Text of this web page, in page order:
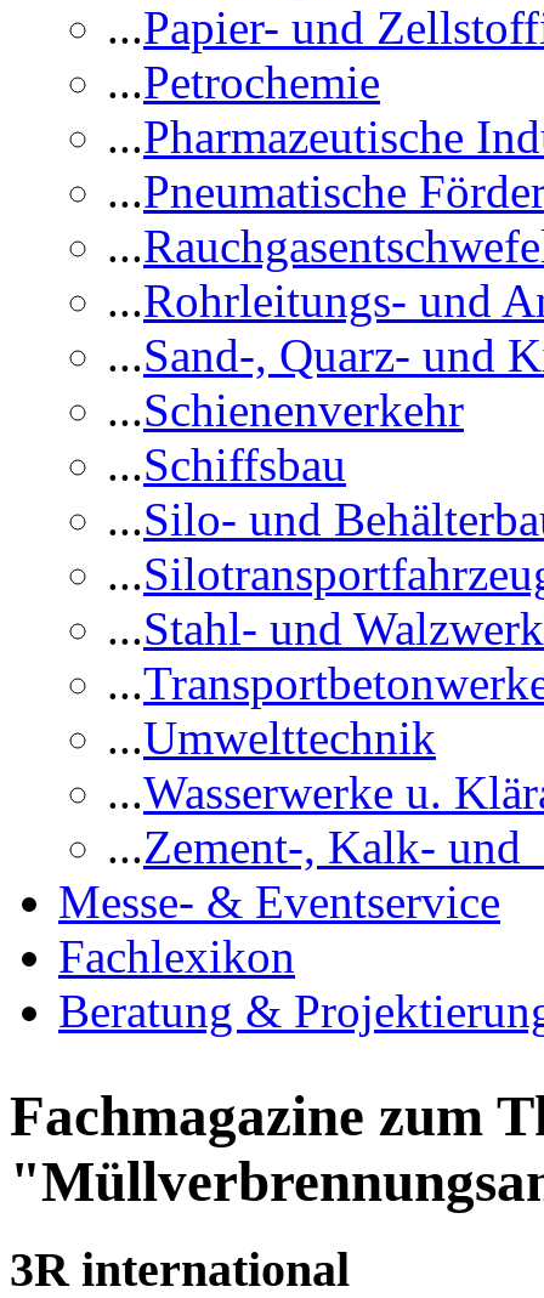
...Papier- und
...Petrochemie
...Pharmazeutische
...Pneumatische
...
...Rohrleitungs- und
...Sand-, Quarz- und
...Schienenverkehr
...Schiffsbau
...Silo- und
...
...Stahl- und
...
...Umwelttechnik
...Wasserwerke u.
...Zement-, Kalk-
Messe- & Eventservice
Fachlexikon
Beratung &
Fachmagazine zum
3R international